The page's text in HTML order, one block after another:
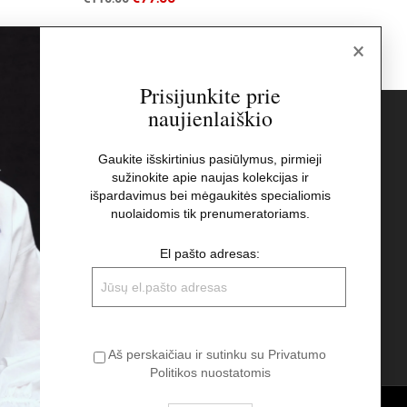
El pašto adresas:
Aš perskaičiau ir sutinku su Privatumo
Politikos nuostatomis
×
Prisijunkite prie
naujienlaiškio
Gaukite išskirtinius pasiūlymus, pirmieji
sužinokite apie naujas kolekcijas ir
išpardavimus bei mėgaukitės specialiomis
nuolaidomis tik prenumeratoriams.
El pašto adresas:
Aš perskaičiau ir sutinku su Privatumo
Politikos nuostatomis